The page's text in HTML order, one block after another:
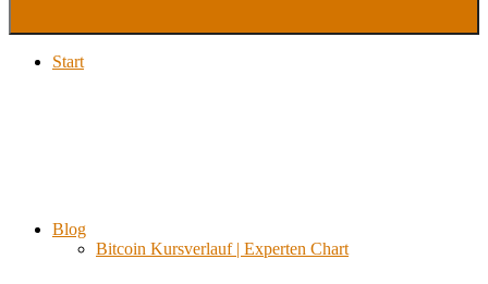
Start
Blog
Bitcoin Kursverlauf | Experten Chart